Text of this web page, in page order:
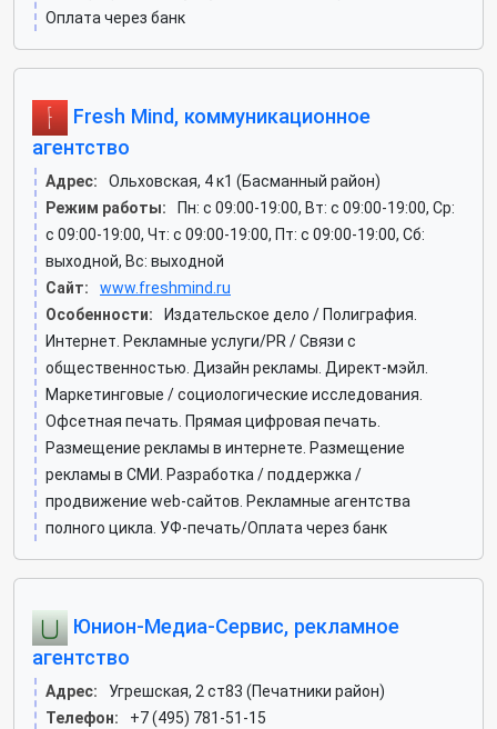
Оплата через банк
Fresh Mind, коммуникационное
агентство
Адрес:
Ольховская, 4 к1 (Басманный район)
Режим работы:
Пн: c 09:00-19:00, Вт: c 09:00-19:00, Ср:
c 09:00-19:00, Чт: c 09:00-19:00, Пт: c 09:00-19:00, Сб:
выходной, Вс: выходной
Сайт:
www.freshmind.ru
Особенности:
Издательское дело / Полиграфия.
Интернет. Рекламные услуги/PR / Связи с
общественностью. Дизайн рекламы. Директ-мэйл.
Маркетинговые / социологические исследования.
Офсетная печать. Прямая цифровая печать.
Размещение рекламы в интернете. Размещение
рекламы в СМИ. Разработка / поддержка /
продвижение web-сайтов. Рекламные агентства
полного цикла. УФ-печать/Оплата через банк
Юнион-Медиа-Сервис, рекламное
агентство
Адрес:
Угрешская, 2 ст83 (Печатники район)
Телефон:
+7 (495) 781-51-15